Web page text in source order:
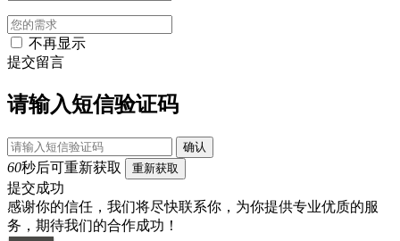
不再显示
提交留言
请输入短信验证码
确认
60秒后可重新获取 重新获取
提交成功
感谢你的信任，我们将尽快联系你，为你提供专业优质的服
务，期待我们的合作成功！